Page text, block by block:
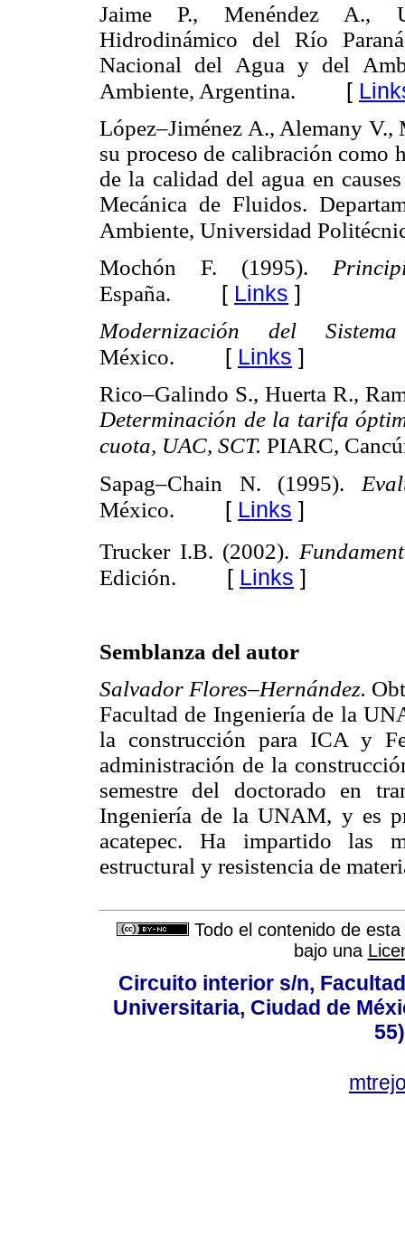
Jaime P., Menéndez A.,
Hidrodinámico del Río
Nacional del Agua y del
Ambiente, Argentina. [
López–Jiménez A., Alemany
su proceso de calibración como
de la calidad del agua en
Mecánica de Fluidos.
Ambiente, Universidad
Mochón F. (1995).
España. [ Links ]
Modernización del
México. [ Links ]
Rico–Galindo S., Huerta R.,
Determinación de la tarifa
cuota, UAC, SCT. PIARC,
Sapag–Chain N. (1995).
México. [ Links ]
Trucker I.B. (2002).
Edición. [ Links ]
Semblanza del autor
Salvador Flores–Hernández.
Facultad de Ingeniería de la
la construcción para ICA y
administración de la
semestre del doctorado en
Ingeniería de la UNAM, y es
acatepec. Ha impartido las
estructural y resistencia de
Todo el contenido de
bajo una
Circuito interior s/n,
Universitaria, Ciudad de